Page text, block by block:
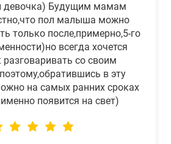
девочка) Будущим мамам
пол малыша можно
только после,примерно,5-го
всегда хочется
разговаривать со своим
в эту
на самых ранних сроках
появится на свет)